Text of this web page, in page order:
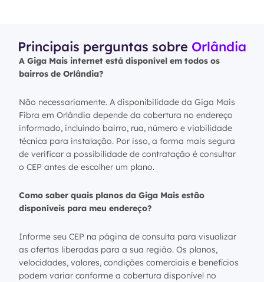
Principais perguntas sobre Orlândia
A Giga Mais internet está disponível em todos os
bairros de Orlândia?
Não necessariamente. A disponibilidade da Giga Mais
Fibra em Orlândia depende da cobertura no endereço
informado, incluindo bairro, rua, número e viabilidade
técnica para instalação. Por isso, a forma mais segura
de verificar a possibilidade de contratação é consultar
o CEP antes de escolher um plano.
Como saber quais planos da Giga Mais estão
disponíveis para meu endereço?
Informe seu CEP na página de consulta para visualizar
as ofertas liberadas para a sua região. Os planos,
velocidades, valores, condições comerciais e benefícios
podem variar conforme a cobertura disponível no